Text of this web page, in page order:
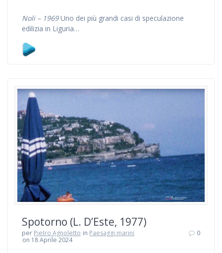
Noli – 1969Uno dei più grandi casi di speculazione
edilizia in Liguria…
Spotorno (L. D’Este, 1977)
per Pietro Agnoletto in Paesaggi marini
on 18 Aprile 2024
0